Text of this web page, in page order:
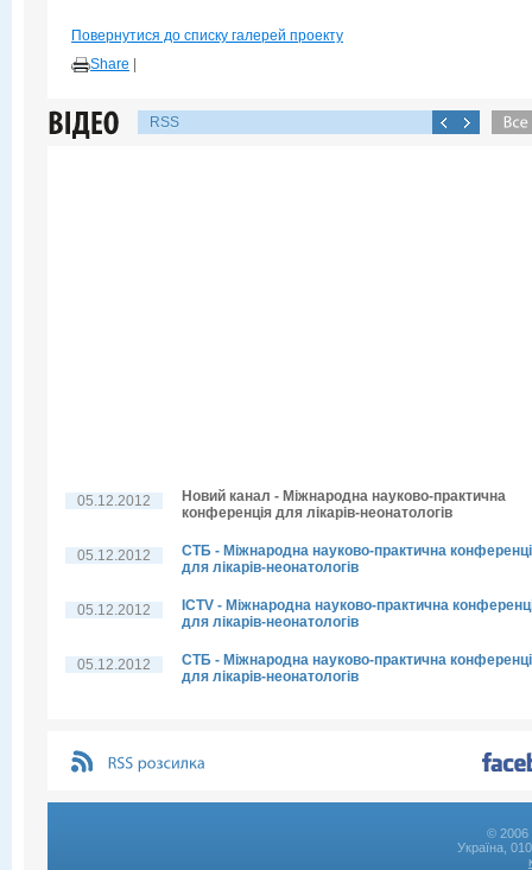
Повернутися до списку галерей проекту
Share
RSS
05.12.2012
Новий канал - Міжнародна науково-практична
конференція для лікарів-неонатологів
05.12.2012
СТБ - Міжнародна науково-практична
для лікарів-неонатологів
05.12.2012
ICTV - Міжнародна науково-практична
для лікарів-неонатологів
05.12.2012
СТБ - Міжнародна науково-практична
для лікарів-неонатологів
© 2006
Україна,